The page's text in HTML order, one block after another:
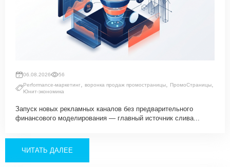
06.08.2026
56
Performance-маркетинг, воронка продаж промостраницы, ПромоСтраницы,
Юнит-экономика
Запуск новых рекламных каналов без предварительного
финансового моделирования — главный источник слива...
ЧИТАТЬ ДАЛЕЕ